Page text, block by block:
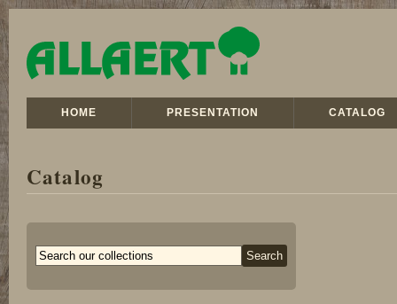
HOME PRESENTATION CATALOG
Catalog